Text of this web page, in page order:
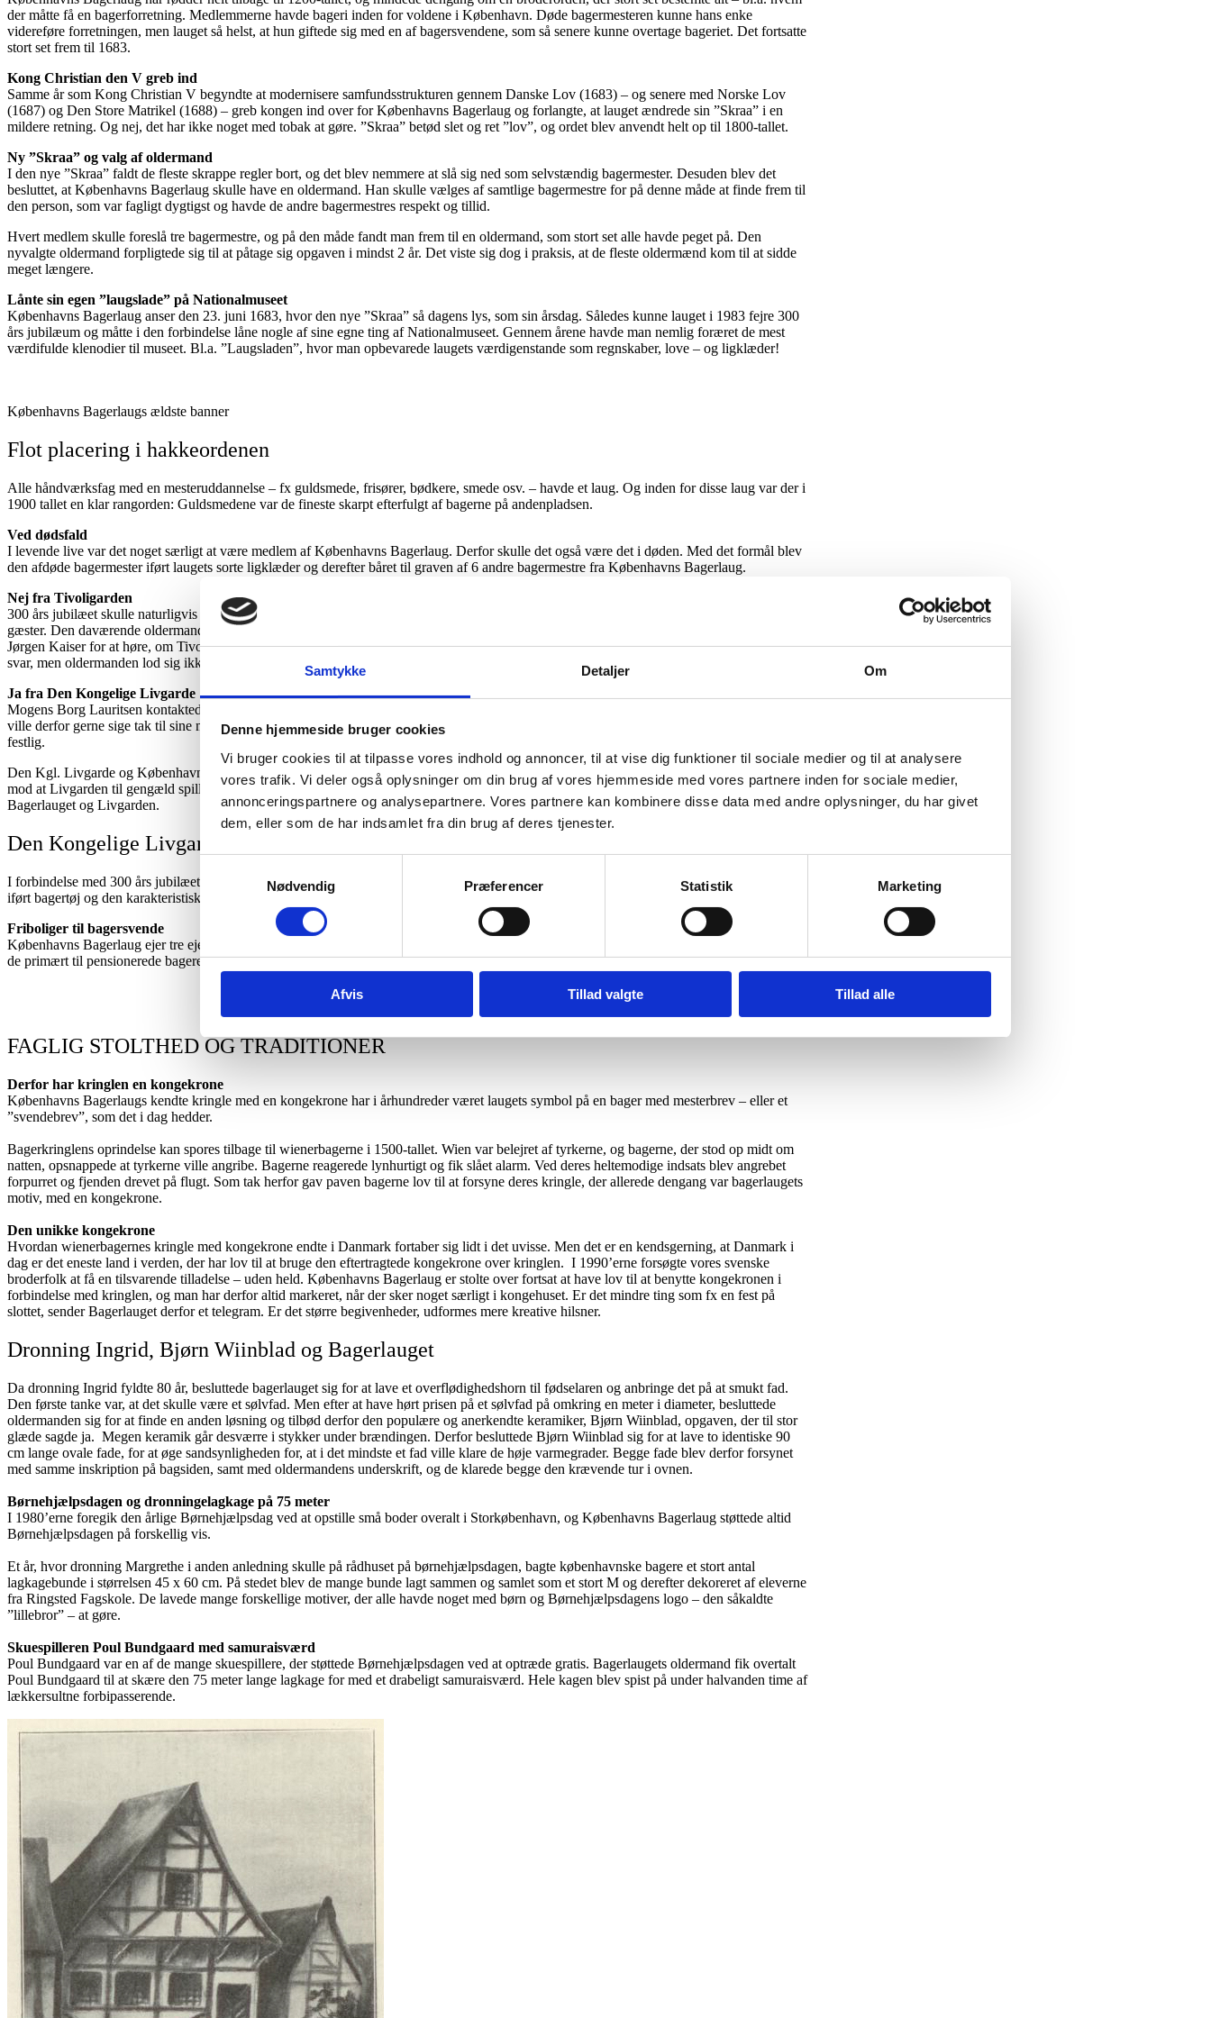
Samtykke Detaljer Om
Denne hjemmeside bruger cookies
Vi bruger cookies til at tilpasse vores indhold og annoncer, til at vise dig funktioner til sociale medier og til at analysere
vores trafik. Vi deler også oplysninger om din brug af vores hjemmeside med vores partnere inden for sociale medier,
annonceringspartnere og analysepartnere. Vores partnere kan kombinere disse data med andre oplysninger, du har givet
dem, eller som de har indsamlet fra din brug af deres tjenester.
Nødvendig
Præferencer Statistik Marketing
Afvis Tillad valgte Tillad alle
der måtte få en bagerforretning. Medlemmerne havde bageri inden for voldene i København. Døde bagermesteren kunne hans enke
videreføre forretningen, men lauget så helst, at hun giftede sig med en af bagersvendene, som så senere kunne overtage bageriet. Det fortsatte
stort set frem til 1683.
Kong Christian den V greb ind
Samme år som Kong Christian V begyndte at modernisere samfundsstrukturen gennem Danske Lov (1683) – og senere med Norske Lov
(1687) og Den Store Matrikel (1688) – greb kongen ind over for Københavns Bagerlaug og forlangte, at lauget ændrede sin ”Skraa” i en
mildere retning. Og nej, det har ikke noget med tobak at gøre. ”Skraa” betød slet og ret ”lov”, og ordet blev anvendt helt op til 1800-tallet.
Ny ”Skraa” og valg af oldermand
I den nye ”Skraa” faldt de fleste skrappe regler bort, og det blev nemmere at slå sig ned som selvstændig bagermester. Desuden blev det
besluttet, at Københavns Bagerlaug skulle have en oldermand. Han skulle vælges af samtlige bagermestre for på denne måde at finde frem til
den person, som var fagligt dygtigst og havde de andre bagermestres respekt og tillid.
Hvert medlem skulle foreslå tre bagermestre, og på den måde fandt man frem til en oldermand, som stort set alle havde peget på. Den
nyvalgte oldermand forpligtede sig til at påtage sig opgaven i mindst 2 år. Det viste sig dog i praksis, at de fleste oldermænd kom til at sidde
meget længere.
Lånte sin egen ”laugslade” på Nationalmuseet
Københavns Bagerlaug anser den 23. juni 1683, hvor den nye ”Skraa” så dagens lys, som sin årsdag. Således kunne lauget i 1983 fejre 300
års jubilæum og måtte i den forbindelse låne nogle af sine egne ting af Nationalmuseet. Gennem årene havde man nemlig foræret de mest
værdifulde klenodier til museet. Bl.a. ”Laugsladen”, hvor man opbevarede laugets værdigenstande som regnskaber, love – og ligklæder!
Københavns Bagerlaugs ældste banner
Flot placering i hakkeordenen
Alle håndværksfag med en mesteruddannelse – fx guldsmede, frisører, bødkere, smede osv. – havde et laug. Og inden for disse laug var der i
1900 tallet en klar rangorden: Guldsmedene var de fineste skarpt efterfulgt af bagerne på andenpladsen.
Ved dødsfald
I levende live var det noget særligt at være medlem af Københavns Bagerlaug. Derfor skulle det også være det i døden. Med det formål blev
den afdøde bagermester iført laugets sorte ligklæder og derefter båret til graven af 6 andre bagermestre fra Københavns Bagerlaug.
Nej fra Tivoligarden
300 års jubilæet skulle naturligvis fejres med manér. Festlighederne fandt sted på Hotel Scandinavia med deltagelse af mange udenlandske
gæster. Den daværende oldermand, der i dag er æresoldermand, Mogens Borg Lauritzen, tog kontakt til Tivolis daværende direktør, Niels-
Jørgen Kaiser for at høre, om Tivoligarden ville være med til at festliggøre jubilæet. ”Det kan bestemt ikke lade sig gøre”, var det nedslående
svar, men oldermanden lod sig ikke slå ud. Han fik blot en endnu bedre idé.
Ja fra Den Kongelige Livgarde
Mogens Borg Lauritsen kontaktede oberst Skovsgaard fra Den Kgl. Livgarde. Meget heldigt havde Livgarden også lige haft jubilæum og
ville derfor gerne sige tak til sine mange sponsorer ved en festlig aften på hofteatret, men desværre manglede de penge til at gøre aftenen
festlig.
Den Kgl. Livgarde og Københavns Bagerlaug indgik derfor den aftale, at bagerne lavede 5 store overflødighedshorn fyldt med kransekage,
mod at Livgarden til gengæld spillede ved festaftenen på Hotel Scandinavia. På denne måde blev arrangementerne festlige for både
Bagerlauget og Livgarden.
Den Kongelige Livgarde iført bagertøj og høj hat
I forbindelse med 300 års jubilæet var der også en udstilling på Københavns Rådhus. I den forbindelse gik Livgarden i optog til Rådhuset
iført bagertøj og den karakteristiske høje, hvide bagerhat. Et festligt syn der fik mange københavnere til at stoppe op og kigge.
Friboliger til bagersvende
Københavns Bagerlaug ejer tre ejendomme, som oprindeligt blev anvendt som friboliger til bagersvende samt som laugskontor. I dag bruges
de primært til pensionerede bagere, der på den måde kan få en god lejlighed til en overkommelig pris.
FAGLIG STOLTHED OG TRADITIONER
Derfor har kringlen en kongekrone
Københavns Bagerlaugs kendte kringle med en kongekrone har i århundreder været laugets symbol på en bager med mesterbrev – eller et
”svendebrev”, som det i dag hedder.
Bagerkringlens oprindelse kan spores tilbage til wienerbagerne i 1500-tallet. Wien var belejret af tyrkerne, og bagerne, der stod op midt om
natten, opsnappede at tyrkerne ville angribe. Bagerne reagerede lynhurtigt og fik slået alarm. Ved deres heltemodige indsats blev angrebet
forpurret og fjenden drevet på flugt. Som tak herfor gav paven bagerne lov til at forsyne deres kringle, der allerede dengang var bagerlaugets
motiv, med en kongekrone.
Den unikke kongekrone
Hvordan wienerbagernes kringle med kongekrone endte i Danmark fortaber sig lidt i det uvisse. Men det er en kendsgerning, at Danmark i
dag er det eneste land i verden, der har lov til at bruge den eftertragtede kongekrone over kringlen. I 1990’erne forsøgte vores svenske
broderfolk at få en tilsvarende tilladelse – uden held. Københavns Bagerlaug er stolte over fortsat at have lov til at benytte kongekronen i
forbindelse med kringlen, og man har derfor altid markeret, når der sker noget særligt i kongehuset. Er det mindre ting som fx en fest på
slottet, sender Bagerlauget derfor et telegram. Er det større begivenheder, udformes mere kreative hilsner.
Dronning Ingrid, Bjørn Wiinblad og Bagerlauget
Da dronning Ingrid fyldte 80 år, besluttede bagerlauget sig for at lave et overflødighedshorn til fødselaren og anbringe det på at smukt fad.
Den første tanke var, at det skulle være et sølvfad. Men efter at have hørt prisen på et sølvfad på omkring en meter i diameter, besluttede
oldermanden sig for at finde en anden løsning og tilbød derfor den populære og anerkendte keramiker, Bjørn Wiinblad, opgaven, der til stor
glæde sagde ja. Megen keramik går desværre i stykker under brændingen. Derfor besluttede Bjørn Wiinblad sig for at lave to identiske 90
cm lange ovale fade, for at øge sandsynligheden for, at i det mindste et fad ville klare de høje varmegrader. Begge fade blev derfor forsynet
med samme inskription på bagsiden, samt med oldermandens underskrift, og de klarede begge den krævende tur i ovnen.
Børnehjælpsdagen og dronningelagkage på 75 meter
I 1980’erne foregik den årlige Børnehjælpsdag ved at opstille små boder overalt i Storkøbenhavn, og Københavns Bagerlaug støttede altid
Børnehjælpsdagen på forskellig vis.
Et år, hvor dronning Margrethe i anden anledning skulle på rådhuset på børnehjælpsdagen, bagte københavnske bagere et stort antal
lagkagebunde i størrelsen 45 x 60 cm. På stedet blev de mange bunde lagt sammen og samlet som et stort M og derefter dekoreret af eleverne
fra Ringsted Fagskole. De lavede mange forskellige motiver, der alle havde noget med børn og Børnehjælpsdagens logo – den såkaldte
”lillebror” – at gøre.
Skuespilleren Poul Bundgaard med samuraisværd
Poul Bundgaard var en af de mange skuespillere, der støttede Børnehjælpsdagen ved at optræde gratis. Bagerlaugets oldermand fik overtalt
Poul Bundgaard til at skære den 75 meter lange lagkage for med et drabeligt samuraisværd. Hele kagen blev spist på under halvanden time af
lækkersultne forbipasserende.